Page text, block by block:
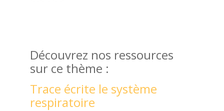
Découvrez nos ressources
sur ce thème :
Trace écrite le système
respiratoire